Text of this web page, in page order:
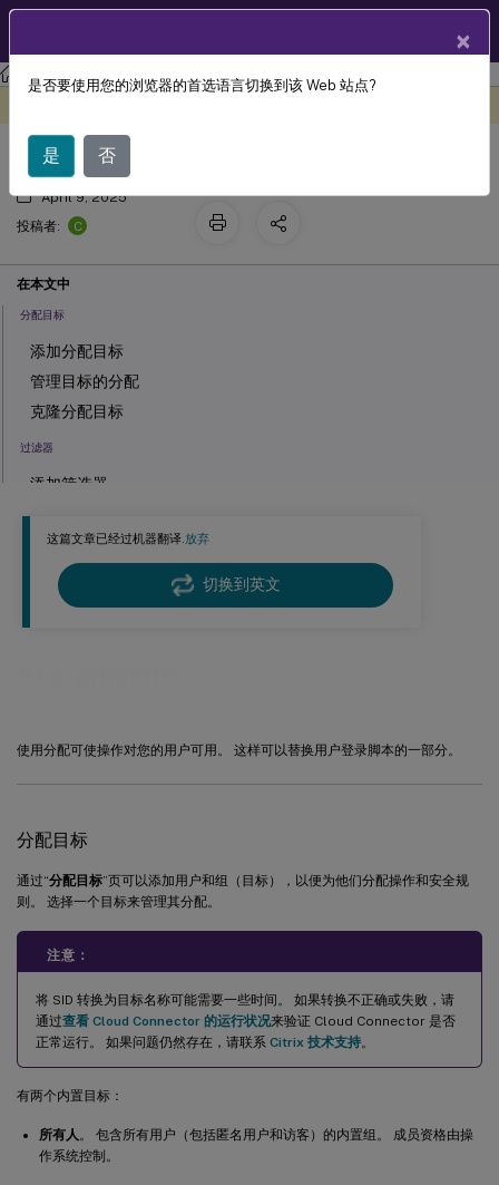
工作区环境管理 Workspace Environment Management 服务
这篇文章已经过机器翻译.放弃
切换到英文
使用分配可使操作对您的用户可用。 这样可以替换用户登录脚本的一部分。
分配目标
通过“分配目标”页可以添加用户和组（目标），以便为他们分配操作和安全规
则。 选择一个目标来管理其分配。
注意：
将 SID 转换为目标名称可能需要一些时间。 如果转换不正确或失败，请
通过查看 Cloud Connector 的运行状况来验证 Cloud Connector 是否
正常运行。 如果问题仍然存在，请联系 Citrix 技术支持。
有两个内置目标：
所有人 。 包含所有用户（包括匿名用户和访客）的内置组。 成员资格由操
作系统控制。
Assignments
April 9, 2025
投稿者:
C
在本文中
分配目标
添加分配目标
管理目标的分配
克隆分配目标
过滤器
添加筛选器
条件不适用于计算机设置
分配组
编辑分配组
删除分配组
×
是否要使用您的浏览器的首选语言切换到该 Web 站点?
是 否